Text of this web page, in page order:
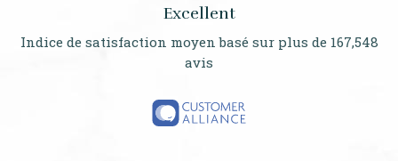
Excellent
Indice de satisfaction moyen basé sur plus de 167,548
avis